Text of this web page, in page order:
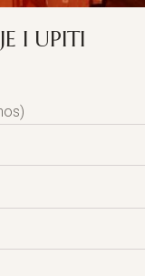
I UPITI